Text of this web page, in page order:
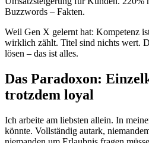
Buzzwords – Fakten.
Weil Gen X gelernt hat: Kompetenz
wirklich zählt. Titel sind nichts wert.
lösen – das ist alles.
Das Paradoxon:
trotzdem loyal
Ich arbeite am liebsten allein. In
könnte. Vollständig autark,